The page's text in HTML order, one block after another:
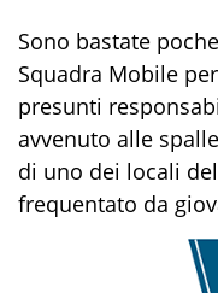
Sono bastate
Squadra Mobile
presunti
avvenuto alle
di uno dei locali
frequentato da